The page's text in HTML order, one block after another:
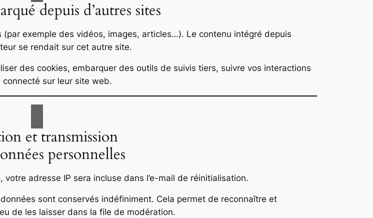
depuis d’autres sites
exemple des vidéos, images, articles…). Le contenu intégré depuis
se rendait sur cet autre site.
des cookies, embarquer des outils de suivis tiers, suivre vos interactions
connecté sur leur site web.
et transmission
personnelles
adresse IP sera incluse dans l’e-mail de réinitialisation.
sont conservés indéfiniment. Cela permet de reconnaître et
de les laisser dans la file de modération.